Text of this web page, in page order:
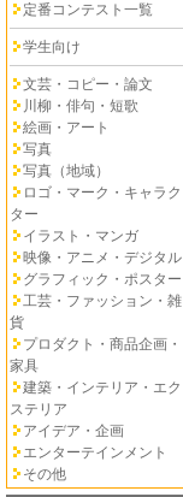
定番コンテスト一覧
学生向け
文芸・コピー・論文
川柳・俳句・短歌
絵画・アート
写真
写真（地域）
ロゴ・マーク・キャラク
ター
イラスト・マンガ
映像・アニメ・デジタル
グラフィック・ポスター
工芸・ファッション・雑
貨
プロダクト・商品企画・
家具
建築・インテリア・エク
ステリア
アイデア・企画
エンターテインメント
その他